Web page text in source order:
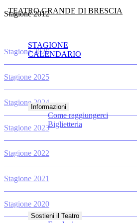
TEATRO GRANDE DI BRESCIA
STAGIONE
CALENDARIO
Informazioni
Come raggiungerci
Biglietteria
Sostieni il Teatro
Stagione 2026
Stagione 2025
Stagione 2024
Stagione 2023
Stagione 2022
Stagione 2021
Stagione 2020
Stagione 2012